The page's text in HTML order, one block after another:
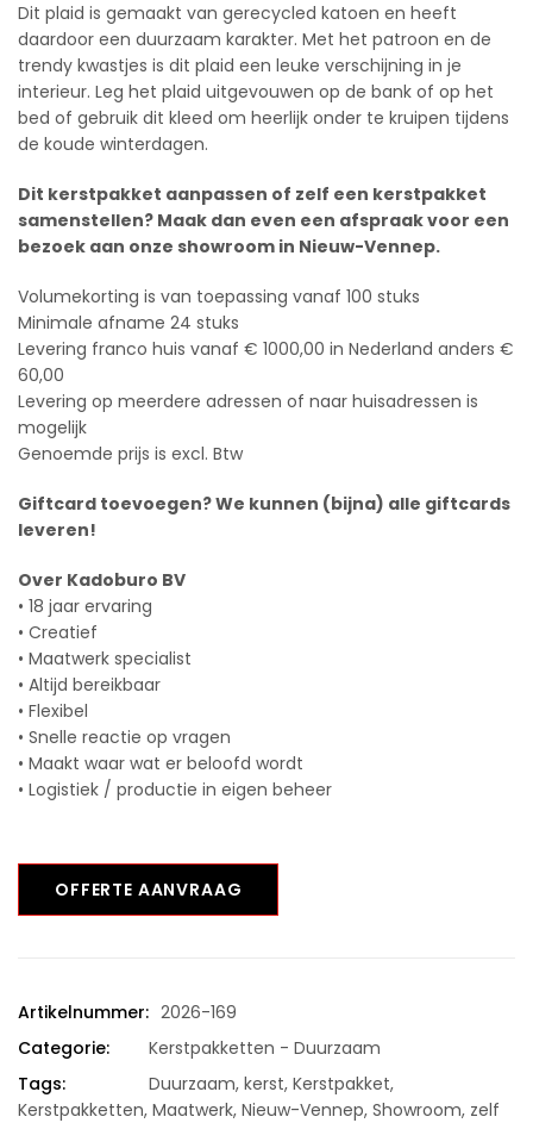
Dit plaid is gemaakt van gerecycled katoen en heeft
daardoor een duurzaam karakter. Met het patroon en de
trendy kwastjes is dit plaid een leuke verschijning in je
interieur. Leg het plaid uitgevouwen op de bank of op het
bed of gebruik dit kleed om heerlijk onder te kruipen tijdens
de koude winterdagen.
Dit kerstpakket aanpassen of zelf een kerstpakket
samenstellen? Maak dan even een afspraak voor een
bezoek aan onze showroom in Nieuw-Vennep.
Volumekorting is van toepassing vanaf 100 stuks
Minimale afname 24 stuks
Levering franco huis vanaf € 1000,00 in Nederland anders €
60,00
Levering op meerdere adressen of naar huisadressen is
mogelijk
Genoemde prijs is excl. Btw
Giftcard toevoegen? We kunnen (bijna) alle giftcards
leveren!
Over Kadoburo BV
• 18 jaar ervaring
• Creatief
• Maatwerk specialist
• Altijd bereikbaar
• Flexibel
• Snelle reactie op vragen
• Maakt waar wat er beloofd wordt
• Logistiek / productie in eigen beheer
OFFERTE AANVRAAG
Artikelnummer: 2026-169
Categorie:
Kerstpakketten - Duurzaam
Tags:
Duurzaam, kerst, Kerstpakket,
Kerstpakketten, Maatwerk, Nieuw-Vennep, Showroom, zelf